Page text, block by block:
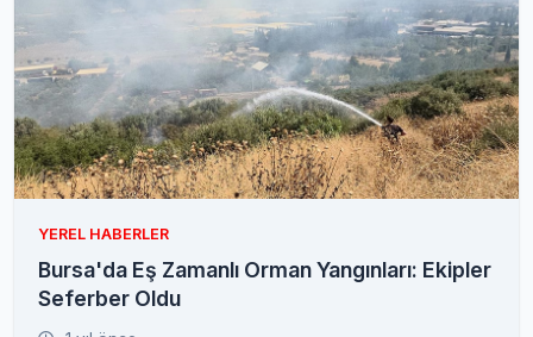
YEREL HABERLER
Bursa'da Eş Zamanlı Orman Yangınları: Ekipler
Seferber Oldu